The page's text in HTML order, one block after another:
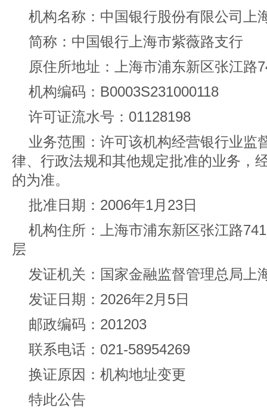
机构名称：中国银行股份有限公司上
简称：中国银行上海市紫薇路支行
原住所地址：上海市浦东新区张江路
机构编码：B0003S231000118
许可证流水号：01128198
业务范围：许可该机构经营银行业监
律、行政法规和其他规定批准的业务，
的为准。
批准日期：2006年1月23日
机构住所：上海市浦东新区张江路
层
发证机关：国家金融监督管理总局上
发证日期：2026年2月5日
邮政编码：201203
联系电话：021-58954269
换证原因：机构地址变更
特此公告